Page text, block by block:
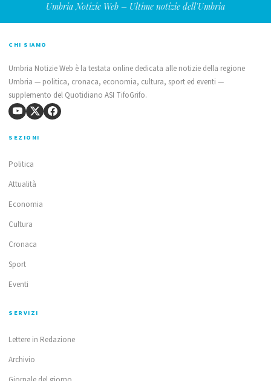
Umbria Notizie Web – Ultime notizie dell'Umbria
CHI SIAMO
Umbria Notizie Web è la testata online dedicata alle notizie della regione
Umbria — politica, cronaca, economia, cultura, sport ed eventi —
supplemento del Quotidiano ASI TifoGrifo.
SEZIONI
Politica
Attualità
Economia
Cultura
Cronaca
Sport
Eventi
SERVIZI
Lettere in Redazione
Archivio